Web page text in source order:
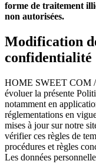
forme de traitement
non autorisées.
Modification
confidentialité
HOME SWEET COM
évoluer la présente
notamment en
réglementations en
mises à jour sur notre
vérifier ces règles de
procédures et règles
Les données